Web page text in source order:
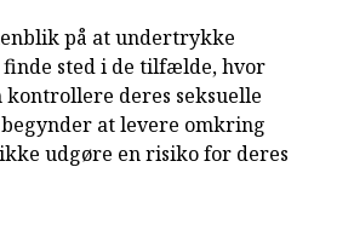
på at undertrykke
sted i de tilfælde, hvor
deres seksuelle
at levere omkring
udgøre en risiko for deres